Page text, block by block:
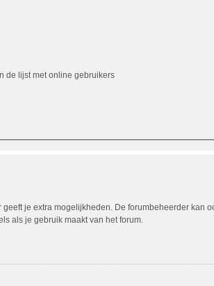
de lijst met online gebruikers
je extra mogelijkheden. De forumbeheerder kan
als je gebruik maakt van het forum.